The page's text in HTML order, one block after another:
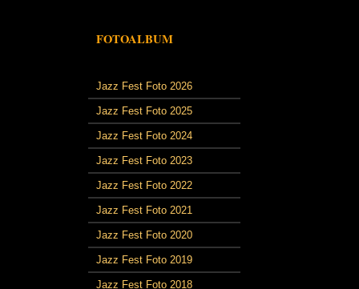
FOTOALBUM
Jazz Fest Foto 2026
Jazz Fest Foto 2025
Jazz Fest Foto 2024
Jazz Fest Foto 2023
Jazz Fest Foto 2022
Jazz Fest Foto 2021
Jazz Fest Foto 2020
Jazz Fest Foto 2019
Jazz Fest Foto 2018